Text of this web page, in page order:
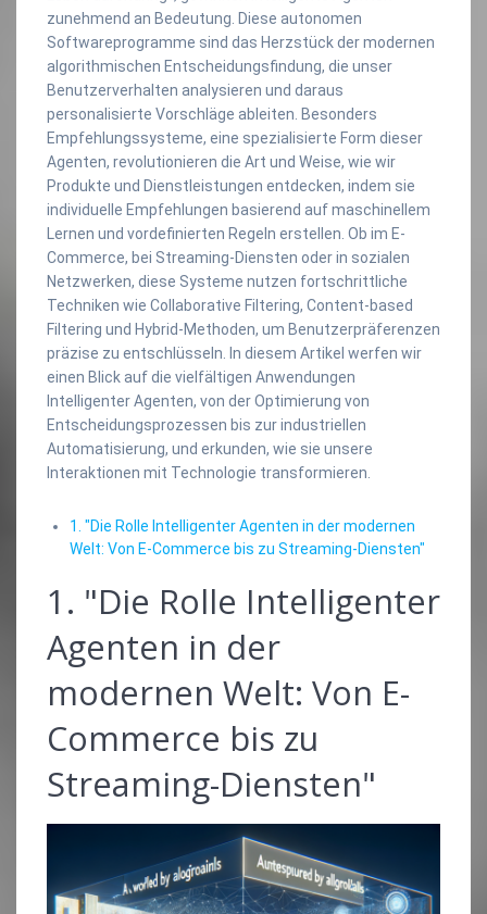
zunehmend an Bedeutung. Diese autonomen
Softwareprogramme sind das Herzstück der modernen
algorithmischen Entscheidungsfindung, die unser
Benutzerverhalten analysieren und daraus
personalisierte Vorschläge ableiten. Besonders
Empfehlungssysteme, eine spezialisierte Form dieser
Agenten, revolutionieren die Art und Weise, wie wir
Produkte und Dienstleistungen entdecken, indem sie
individuelle Empfehlungen basierend auf maschinellem
Lernen und vordefinierten Regeln erstellen. Ob im E-
Commerce, bei Streaming-Diensten oder in sozialen
Netzwerken, diese Systeme nutzen fortschrittliche
Techniken wie Collaborative Filtering, Content-based
Filtering und Hybrid-Methoden, um Benutzerpräferenzen
präzise zu entschlüsseln. In diesem Artikel werfen wir
einen Blick auf die vielfältigen Anwendungen
Intelligenter Agenten, von der Optimierung von
Entscheidungsprozessen bis zur industriellen
Automatisierung, und erkunden, wie sie unsere
Interaktionen mit Technologie transformieren.
1. "Die Rolle Intelligenter Agenten in der modernen
Welt: Von E-Commerce bis zu Streaming-Diensten"
1. "Die Rolle Intelligenter
Agenten in der
modernen Welt: Von E-
Commerce bis zu
Streaming-Diensten"